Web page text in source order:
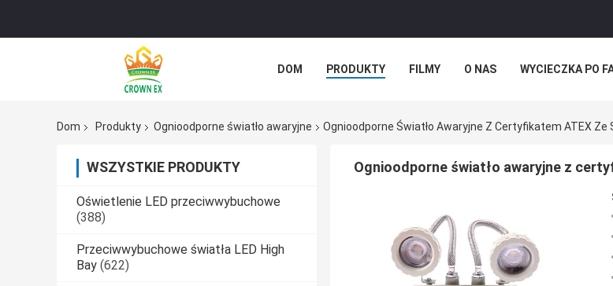
DOM PRODUKTY FILMY O NAS WYCIECZKA PO
Dom
Produkty Ognioodporne światło awaryjne Ognioodporne Światło Awaryjne Z Certyfikatem ATEX
WSZYSTKIE PRODUKTY
Oświetlenie LED przeciwwybuchowe
(388)
Przeciwwybuchowe światła LED High
Bay (622)
Ognioodporne światło awaryjne z